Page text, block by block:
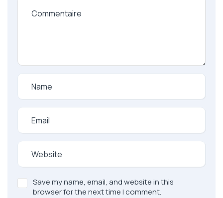
Save my name, email, and website in this
browser for the next time I comment.